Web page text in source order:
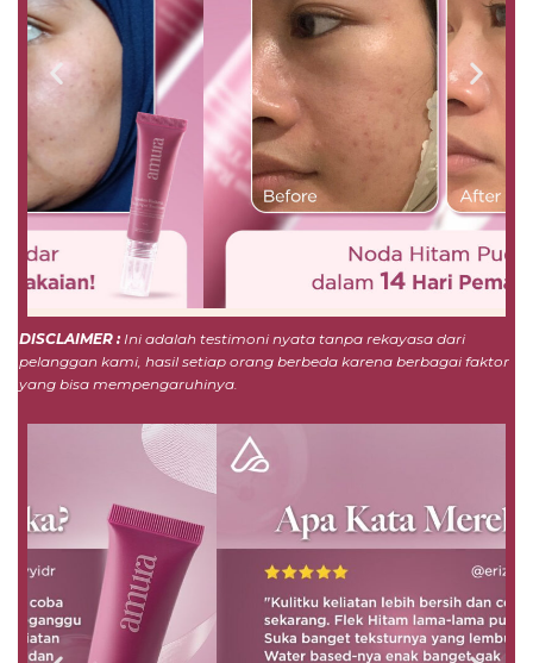
DISCLAIMER :Ini adalah testimoni nyata tanpa rekayasa dari
pelanggan kami, hasil setiap orang berbeda karena berbagai faktor
yang bisa mempengaruhinya.